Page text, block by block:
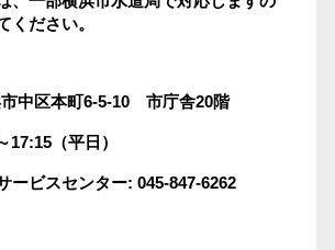
ください。
中区本町6-5-10 市庁舎20階
17:15（平日）
ービスセンター: 045-847-6262